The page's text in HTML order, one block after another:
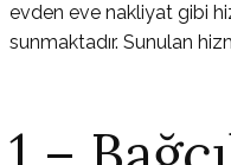
evden eve nakliyat gibi
sunmaktadır. Sunulan